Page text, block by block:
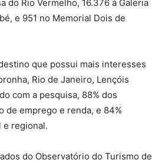
do Rio Vermelho, 16.376 à Galeria
e 951 no Memorial Dois de
que possui mais interesses
Rio de Janeiro, Lençóis
com a pesquisa, 88% dos
de emprego e renda, e 84%
e regional.
do Observatório do Turismo de